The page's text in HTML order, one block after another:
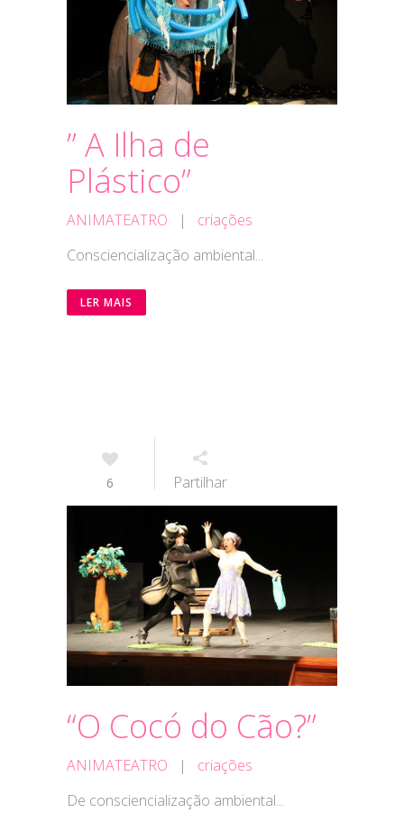
” A Ilha de
Plástico”
ANIMATEATRO | criações
Consciencialização ambiental...
LER MAIS
6 Partilhar
“O Cocó do Cão?”
ANIMATEATRO | criações
De consciencialização ambiental...